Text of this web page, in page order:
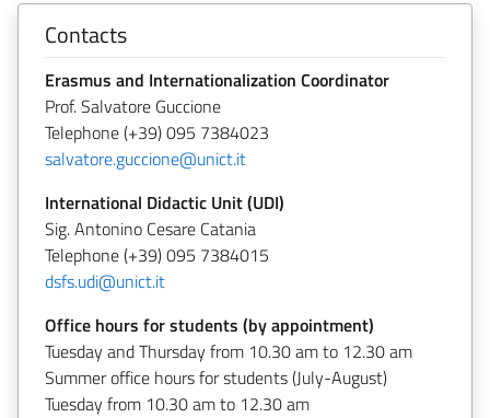
Contacts
Erasmus and Internationalization Coordinator
Prof. Salvatore Guccione
Telephone (+39) 095 7384023
salvatore.guccione@unict.it
International Didactic Unit (UDI)
Sig. Antonino Cesare Catania
Telephone (+39) 095 7384015
dsfs.udi@unict.it
Office hours for students (by appointment)
Tuesday and Thursday from 10.30 am to 12.30 am
Summer office hours for students (July-August)
Tuesday from 10.30 am to 12.30 am